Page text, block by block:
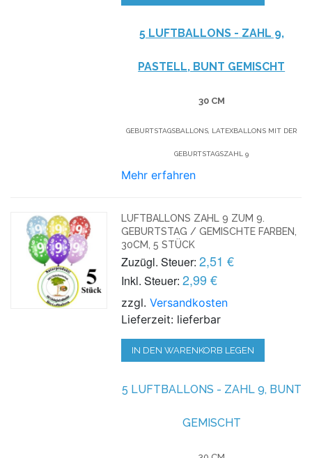
5 LUFTBALLONS - ZAHL 9,
PASTELL, BUNT GEMISCHT
30 CM
GEBURTSTAGSBALLONS, LATEXBALLONS MIT DER
GEBURTSTAGSZAHL 9
Mehr erfahren
LUFTBALLONS ZAHL 9 ZUM 9.
GEBURTSTAG / GEMISCHTE FARBEN,
30CM, 5 STÜCK
Zuzügl. Steuer: 2,51 €
Inkl. Steuer: 2,99 €
zzgl.Versandkosten
Lieferzeit: lieferbar
IN DEN WARENKORB LEGEN
5 LUFTBALLONS - ZAHL 9, BUNT
GEMISCHT